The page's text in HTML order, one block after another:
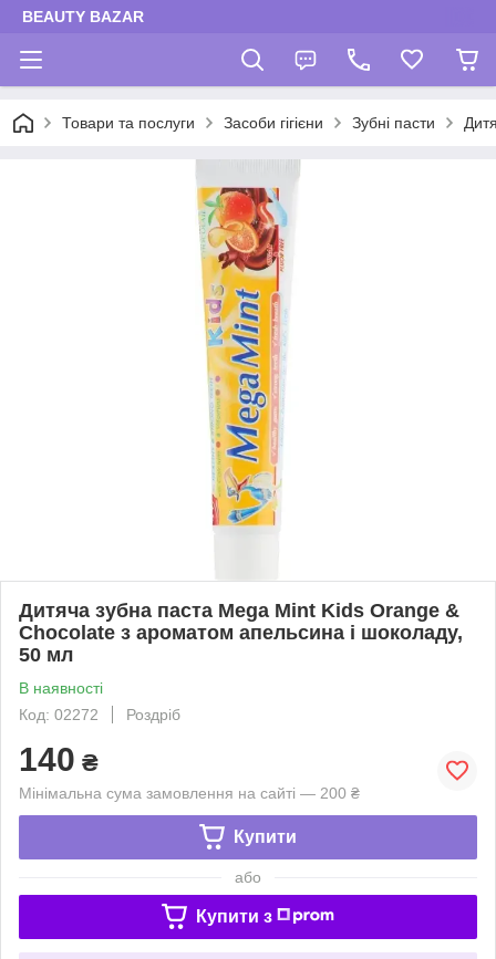
BEAUTY BAZAR
Товари та послуги Засоби гігієни Зубні пасти
Дитяча зубна паста Mega Mint Kids Orange &
Chocolate з ароматом апельсина і шоколаду,
50 мл
В наявності
Код: 02272
Роздріб
140 ₴
Мінімальна сума замовлення на сайті — 200 ₴
Купити
або
Купити з